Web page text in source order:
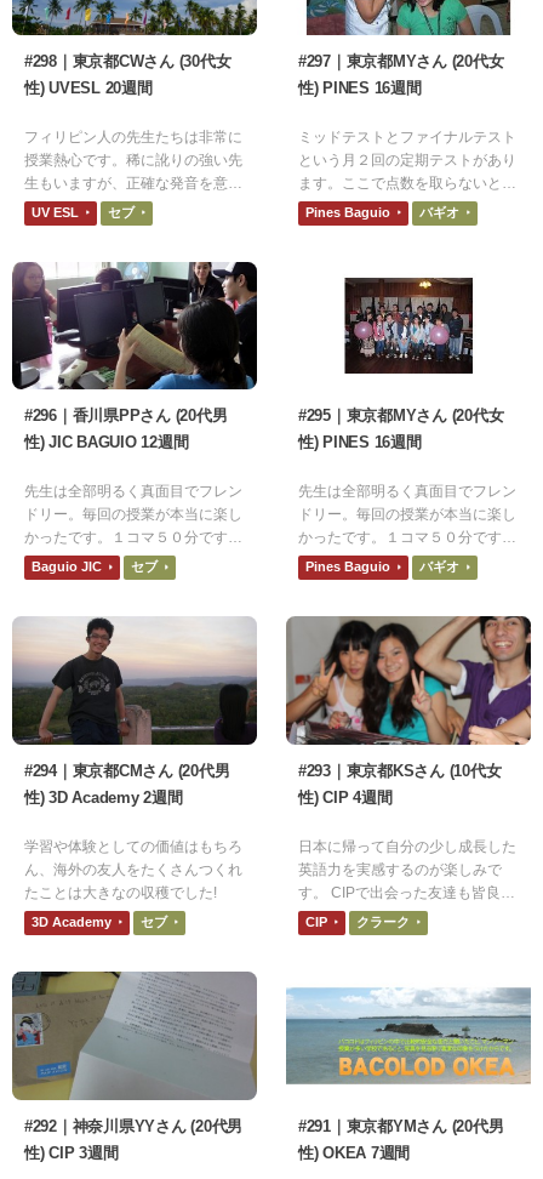
#298｜東京都CWさん (30代女
性) UVESL 20週間
フィリピン人の先生たちは非常に
授業熱心です。稀に訛りの強い先
生もいますが、正確な発音を意識
して授業に臨んでいる先生がほと
んどです。
UV ESL セブ
#297｜東京都MYさん (20代女
性) PINES 16週間
ミッドテストとファイナルテスト
という月２回の定期テストがあり
ます。ここで点数を取らないと中
級から上級クラスには行かれませ
ん。中間テストではスピーキング
Pines Baguio バギオ
#296｜香川県PPさん (20代男
性) JIC BAGUIO 12週間
先生は全部明るく真面目でフレン
ドリー。毎回の授業が本当に楽し
かったです。１コマ５０分です
が、あっという間に過ぎてしまい
ます。
Baguio JIC セブ
#295｜東京都MYさん (20代女
性) PINES 16週間
先生は全部明るく真面目でフレン
ドリー。毎回の授業が本当に楽し
かったです。１コマ５０分です
が、あっという間に過ぎてしまい
ます。
Pines Baguio バギオ
#294｜東京都CMさん (20代男
性) 3D Academy 2週間
学習や体験としての価値はもちろ
ん、海外の友人をたくさんつくれ
たことは大きなの収穫でした!
3D Academy セブ
#293｜東京都KSさん (10代女
性) CIP 4週間
日本に帰って自分の少し成長した
英語力を実感するのが楽しみで
す。 CIPで出会った友達も皆良い
人達ばかりで大好きです。
CIP クラーク
#292｜神奈川県YYさん (20代男
性) CIP 3週間
#291｜東京都YMさん (20代男
性) OKEA 7週間